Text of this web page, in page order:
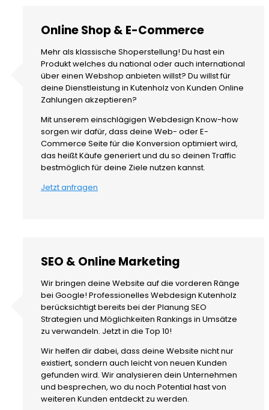
Online Shop & E-Commerce
Mehr als klassische Shoperstellung! Du hast ein
Produkt welches du national oder auch international
über einen Webshop anbieten willst? Du willst für
deine Dienstleistung in Kutenholz von Kunden Online
Zahlungen akzeptieren?
Mit unserem einschlägigen Webdesign Know-how
sorgen wir dafür, dass deine Web- oder E-
Commerce Seite für die Konversion optimiert wird,
das heißt Käufe generiert und du so deinen Traffic
bestmöglich für deine Ziele nutzen kannst.
Jetzt anfragen
SEO & Online Marketing
Wir bringen deine Website auf die vorderen Ränge
bei Google! Professionelles Webdesign Kutenholz
berücksichtigt bereits bei der Planung SEO
Strategien und Möglichkeiten Rankings in Umsätze
zu verwandeln. Jetzt in die Top 10!
Wir helfen dir dabei, dass deine Website nicht nur
existiert, sondern auch leicht von neuen Kunden
gefunden wird. Wir analysieren dein Unternehmen
und besprechen, wo du noch Potential hast von
weiteren Kunden entdeckt zu werden.